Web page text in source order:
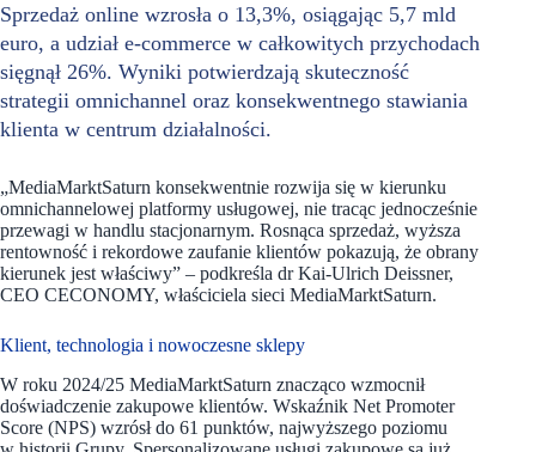
Sprzedaż online wzrosła o 13,3%, osiągając 5,7 mld
euro, a udział e-commerce w całkowitych przychodach
sięgnął 26%. Wyniki potwierdzają skuteczność
strategii omnichannel oraz konsekwentnego stawiania
klienta w centrum działalności.
„MediaMarktSaturn konsekwentnie rozwija się w kierunku
omnichannelowej platformy usługowej, nie tracąc jednocześnie
przewagi w handlu stacjonarnym. Rosnąca sprzedaż, wyższa
rentowność i rekordowe zaufanie klientów pokazują, że obrany
kierunek jest właściwy” – podkreśla dr Kai-Ulrich Deissner,
CEO CECONOMY, właściciela sieci MediaMarktSaturn.
Klient, technologia i nowoczesne sklepy
W roku 2024/25 MediaMarktSaturn znacząco wzmocnił
doświadczenie zakupowe klientów. Wskaźnik Net Promoter
Score (NPS) wzrósł do 61 punktów, najwyższego poziomu